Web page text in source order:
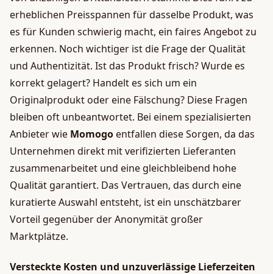
erheblichen Preisspannen für dasselbe Produkt, was
es für Kunden schwierig macht, ein faires Angebot zu
erkennen. Noch wichtiger ist die Frage der Qualität
und Authentizität. Ist das Produkt frisch? Wurde es
korrekt gelagert? Handelt es sich um ein
Originalprodukt oder eine Fälschung? Diese Fragen
bleiben oft unbeantwortet. Bei einem spezialisierten
Anbieter wie Momogoentfallen diese Sorgen, da das
Unternehmen direkt mit verifizierten Lieferanten
zusammenarbeitet und eine gleichbleibend hohe
Qualität garantiert. Das Vertrauen, das durch eine
kuratierte Auswahl entsteht, ist ein unschätzbarer
Vorteil gegenüber der Anonymität großer
Marktplätze.
Versteckte Kosten und unzuverlässige Lieferzeiten